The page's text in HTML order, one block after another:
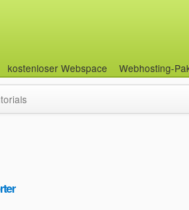
kostenloser Webspace Webhosting-